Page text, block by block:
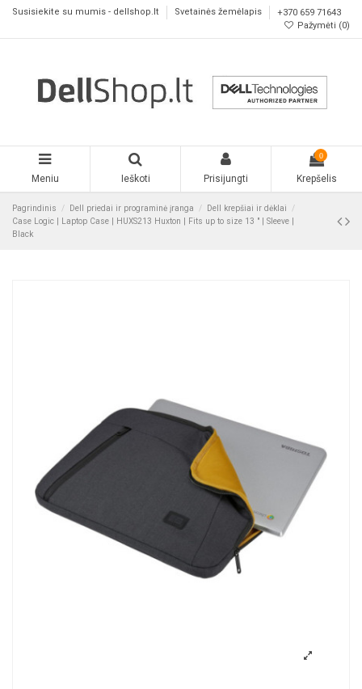
Susisiekite su mumis - dellshop.lt Svetainės žemėlapis
+370 659 71643
Pažymėti (0)
Meniu Ieškoti Prisijungti
0
Krepšelis
Pagrindinis Dell priedai ir programinė įranga
Dell krepšiai ir dėklai
Case Logic | Laptop Case | HUXS213 Huxton | Fits up to size 13 " | Sleeve |
Black